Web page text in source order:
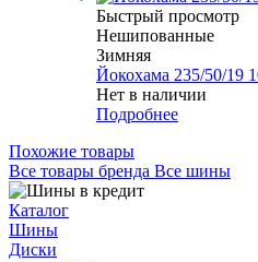
Быстрый просмотр
Нешипованные
Зимняя
Йокохама 235/50/19
Нет в наличии
Подробнее
Похожие товары
Все товары бренда Все шины
Каталог
Шины
Диски